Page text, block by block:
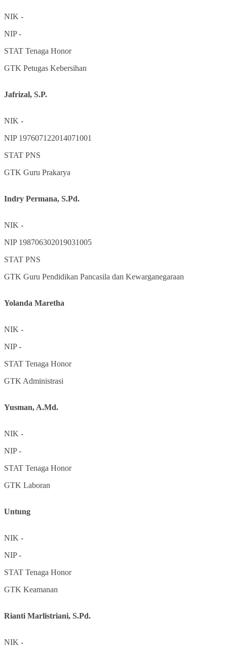
NIK -
NIP-
STAT Tenaga Honor
GTK Petugas Kebersihan
Jafrizal, S.P.
NIK -
NIP 197607122014071001
STAT PNS
GTK Guru Prakarya
Indry Permana, S.Pd.
NIK -
NIP 198706302019031005
STAT PNS
GTK Guru Pendidikan Pancasila dan Kewarganegaraan
Yolanda Maretha
NIK -
NIP-
STAT Tenaga Honor
GTK Administrasi
Yusman, A.Md.
NIK -
NIP-
STAT Tenaga Honor
GTK Laboran
Untung
NIK -
NIP-
STAT Tenaga Honor
GTK Keamanan
Rianti Marlistriani, S.Pd.
NIK -